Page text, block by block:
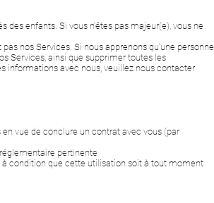
enfants. Si vous n'êtes pas majeur(e), vous ne
nos Services. Si nous apprenons qu'une personne
Services, ainsi que supprimer toutes les
informations avec nous, veuillez nous contacter
vue de conclure un contrat avec vous (par
pertinente
condition que cette utilisation soit à tout moment